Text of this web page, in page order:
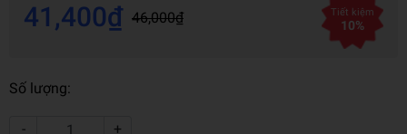
41,400₫ 46,000₫ Tiết kiệm
10%
Số lượng:
- +